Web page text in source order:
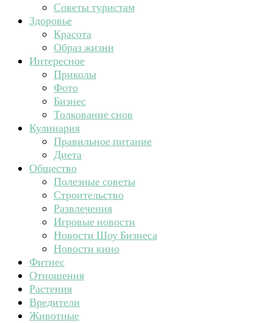
Советы туристам
Здоровье
Красота
Образ жизни
Интересное
Приколы
Фото
Бизнес
Толкование снов
Кулинария
Правильное питание
Диета
Общество
Полезные советы
Строительство
Развлечения
Игровые новости
Новости Шоу Бизнеса
Новости кино
Фитнес
Отношения
Растения
Вредители
Животные